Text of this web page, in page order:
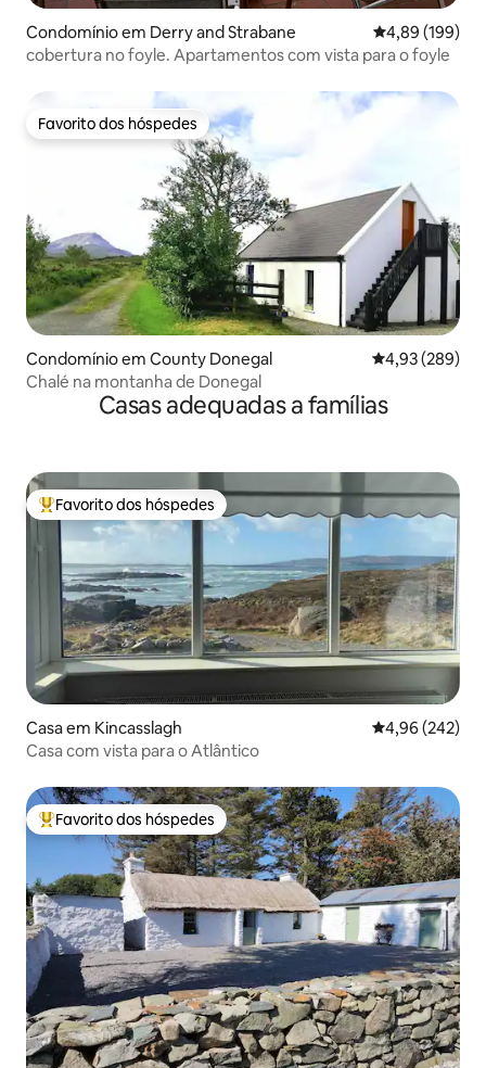
Condomínio em Derry and Strabane Classificação
4,89 (199)
cobertura no foyle. Apartamentos com vista para o foyle
Favorito dos hóspedes
Favorito dos hóspedes
Condomínio em County Donegal Classificação
4,93 (289)
Chalé na montanha de Donegal
Casas adequadas a famílias
Favoritos dos hóspedes mais apreciados
Favorito dos hóspedes
Casa em Kincasslagh Classificação
4,96 (242)
Casa com vista para o Atlântico
Favoritos dos hóspedes mais apreciados
Favorito dos hóspedes